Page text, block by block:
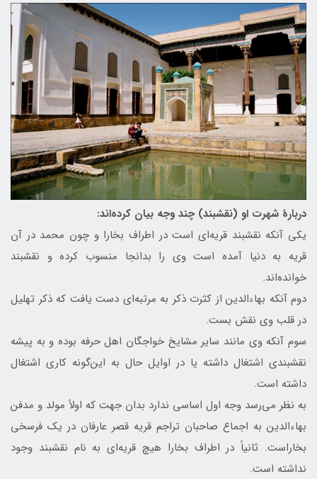
دربارهٔ شهرت او (نقشبند) چند وجه بیان کرده‌اند:
یکی آنکه نقشبند قریه‌ای است در اطراف بخارا و چون محمد در آن
قریه به دنیا آمده‌ است وی را بدانجا منسوب کرده و نقشبند
خوانده‌اند.
دوم آنکه بهاء‌الدین از کثرت ذکر به مرتبه‌ای دست یافت که ذکر تهلیل
در قلب وی نقش بست.
سوم آنکه وی مانند سایر مشایخ خواجگان اهل حرفه بوده و به پیشه
نقشبندی اشتغال داشته یا در اوایل حال به این‌گونه کاری اشتغال
داشته‌ است.
به نظر می‌رسد وجه اول اساسی ندارد بدان جهت که اولاً مولد و مدفن
بهاءالدین به اجماع صاحبان تراجم قریه قصر عارفان در یک فرسخی
بخاراست. ثانیاً در اطراف بخارا هیچ قریه‌ای به نام نقشبند وجود
نداشته‌ است.